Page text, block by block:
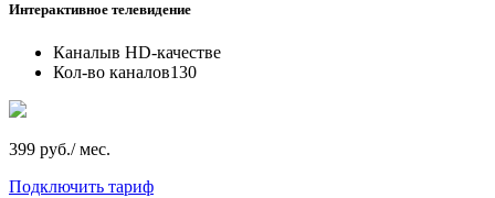
Интерактивное телевидение
Каналыв HD-качестве
Кол-во каналов130
399 руб./ мес.
Подключить тариф